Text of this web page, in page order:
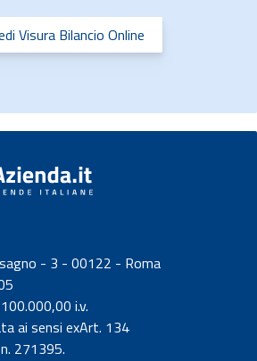
Visura Bilancio Online
- 3 - 00122 - Roma
i.v.
ai sensi exArt. 134
271395.